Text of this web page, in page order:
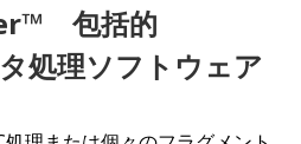
包括的
処理ソフトウェア